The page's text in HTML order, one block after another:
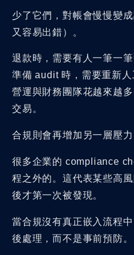
少了它們，對帳會慢慢變
又容易出錯）。
退款時，需要有人一筆一
準備 audit 時，需要重新人
營運與財務團隊花越來越
交易。
合規則會再增加另一層壓力
很多企業的 compliance
程之外的。這代表某些高
後才第一次被發現。
當合規沒有真正嵌入流程
後處理，而不是事前預防。